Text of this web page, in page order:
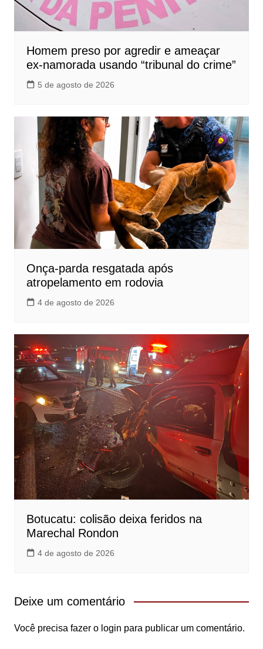
Homem preso por agredir e ameaçar
ex-namorada usando “tribunal do crime”
5 de agosto de 2026
Onça-parda resgatada após
atropelamento em rodovia
4 de agosto de 2026
Botucatu: colisão deixa feridos na
Marechal Rondon
4 de agosto de 2026
Deixe um comentário
Você precisa fazer o login para publicar um comentário.